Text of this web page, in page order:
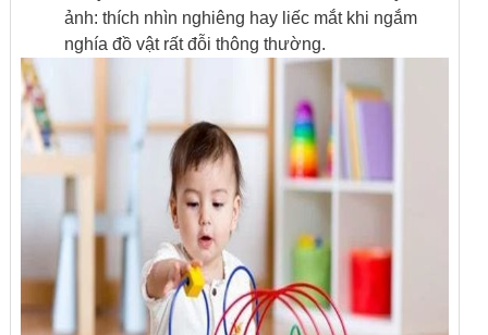
ảnh: thích nhìn nghiêng hay liếc mắt khi ngắm
nghía đồ vật rất đỗi thông thường.